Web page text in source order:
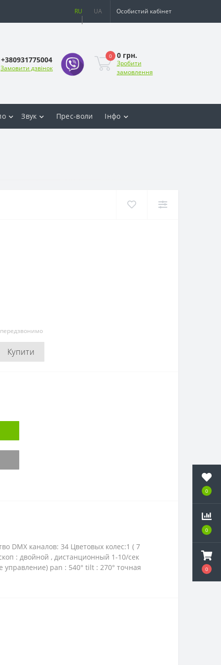
0
0
0
UA Особистий кабінет
+380931775004
Замовити дзвінок
0 0 грн.
Зробити
замовлення
Звук Прес-воли Інфо
Купити
DMX каналов: 34 Цветовых колес:1 ( 7
: двойной , дистанционный 1-10/сек
pan : 540° tilt : 270° точная